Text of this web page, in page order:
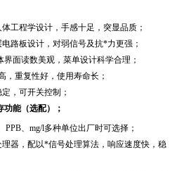
工程学设计，手感十足，突显品质；
路板设计，对弱信号及抗*力更强；
面读数美观，菜单设计科学合理；
重复性好，使用寿命长；
，可开关控制；
能（选配）；
PPB、mg/l多种单位出厂时可选择；
器，配以*信号处理算法，响应速度快，稳